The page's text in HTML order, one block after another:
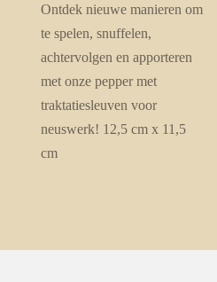
Ontdek nieuwe manieren om
te spelen, snuffelen,
achtervolgen en apporteren
met onze pepper met
traktatiesleuven voor
neuswerk! 12,5 cm x 11,5
cm